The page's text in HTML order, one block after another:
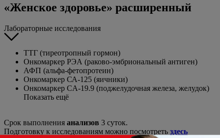
«Женское здоровье» расширенный
Лабораторные исследования
ТТГ (тиреотропный гормон)
Онкомаркер РЭА (раково-эмбриональный антиген)
АФП (альфа-фетопротеин)
Онкомаркер СА-125 (яичники)
Онкомаркер CA-19.9 (поджелудочная железа, желудок)
Показать ещё
Срок выполнения анализов 3 суток.
Подготовку к исследованиям можно посмотреть здесь